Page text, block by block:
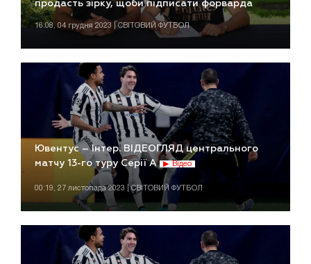
продасть зірку, щоби підписати форварда
16:08, 04 грудня 2023 | СВІТОВИЙ ФУТБОЛ
Ювентус – Інтер. ВІДЕОГЛЯД центрального
матчу 13-го туру Серії А
Відео
00:19, 27 листопада 2023 | СВІТОВИЙ ФУТБОЛ